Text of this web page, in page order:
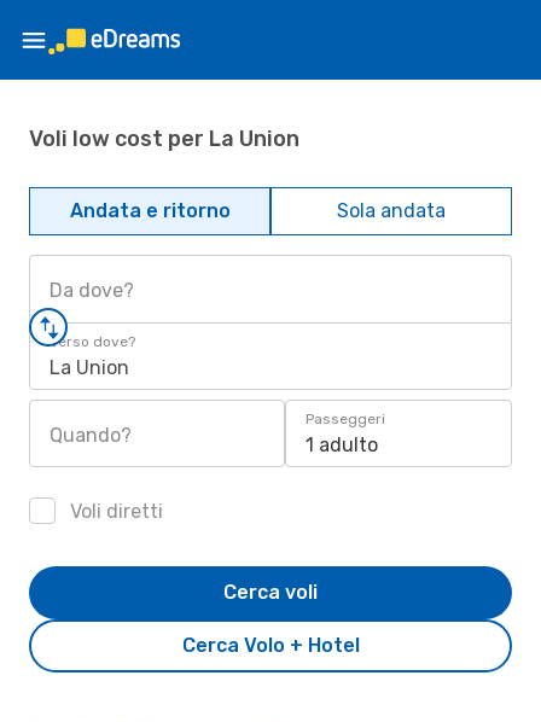
Voli low cost per La Union
Andata e ritorno Sola andata
Da dove?
Verso dove?
La Union
Quando?
Passeggeri
1 adulto
Voli diretti
Cerca Volo + Hotel
Cerca voli